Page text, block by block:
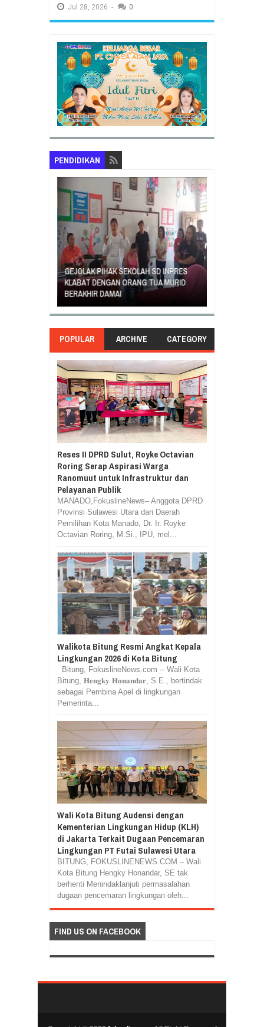
Jul 28, 2026 - 0
PENDIDIKAN
GEJOLAK PIHAK SEKOLAH SD INPRES
KLABAT DENGAN ORANG TUA MURID
BERAKHIR DAMAI
POPULAR ARCHIVE CATEGORY
Reses II DPRD Sulut, Royke Octavian
Roring Serap Aspirasi Warga
Ranomuut untuk Infrastruktur dan
Pelayanan Publik
MANADO,FokuslineNews– Anggota DPRD
Provinsi Sulawesi Utara dari Daerah
Pemilihan Kota Manado, Dr. Ir. Royke
Octavian Roring, M.Si., IPU, mel...
Walikota Bitung Resmi Angkat Kepala
Lingkungan 2026 di Kota Bitung
Bitung, FokuslineNews.com -- Wali Kota
Bitung, 𝐇𝐞𝐧𝐠𝐤𝐲 𝐇𝐨𝐧𝐚𝐧𝐝𝐚𝐫, S.E., bertindak
sebagai Pembina Apel di lingkungan
Pemerinta...
Wali Kota Bitung Audensi dengan
Kementerian Lingkungan Hidup (KLH)
di Jakarta Terkait Dugaan Pencemaran
Lingkungan PT Futai Sulawesi Utara
BITUNG, FOKUSLINENEWS.COM – Wali
Kota Bitung Hengky Honandar, SE tak
berhenti Menindaklanjuti permasalahan
dugaan pencemaran lingkungan oleh...
FIND US ON FACEBOOK